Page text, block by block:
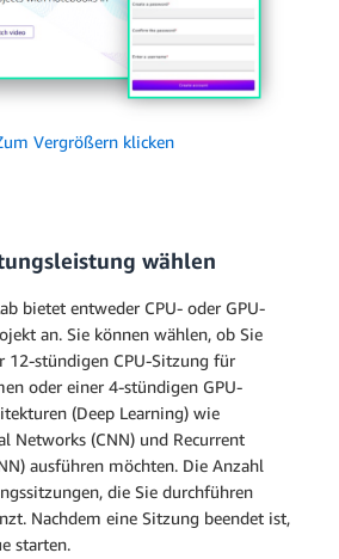
Vergrößern klicken
wählen
bietet entweder CPU- oder GPU-
an. Sie können wählen, ob Sie
12-stündigen CPU-Sitzung für
oder einer 4-stündigen GPU-
(Deep Learning) wie
Networks (CNN) und Recurrent
ausführen möchten. Die Anzahl
die Sie durchführen
Nachdem eine Sitzung beendet ist,
starten.